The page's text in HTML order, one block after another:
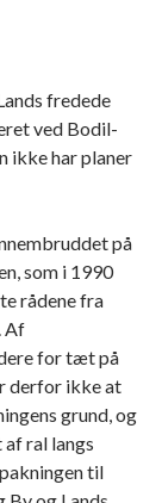
fredede
ved Bodil-
ikke har planer
på
som i 1990
rådene fra
Af
for tæt på
derfor ikke at
grund, og
ral langs
til